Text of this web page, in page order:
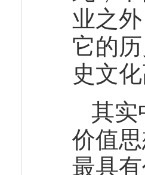
业之
它的
史文
其实
价值
最具